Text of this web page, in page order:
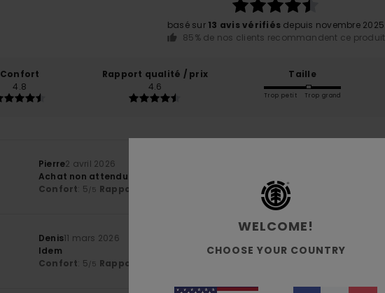
basé sur 13 avis vérifiés depuis novembre 2025
85% de nos clients recommandent ce produit
Confort
4.8
Rapport qualité / prix
4.6
Taille
Trop petit Trop grand
Pierre2 avril 2026
Achat non attendu mais parfait
Confort: 5/5 Rapport qualité / prix : GrandMatière
Denis11 mars 2026
Idem
Confort: 5/5 Rapport qualité / prix
WELCOME!
CHOOSE YOUR COUNTRY